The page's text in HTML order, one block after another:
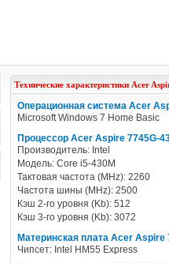
Технические характеристики Acer
Операционная система Acer
Microsoft Windows 7 Home Basic
Процессор Acer Aspire 7745G-
Производитель: Intel
Модель: Core i5-430M
Тактовая частота (MHz): 2260
Частота шины (MHz): 2500
Кэш 2-го уровня (Kb): 512
Кэш 3-го уровня (Kb): 3072
Материнская плата Acer Aspire
Чипсет: Intel HM55 Express